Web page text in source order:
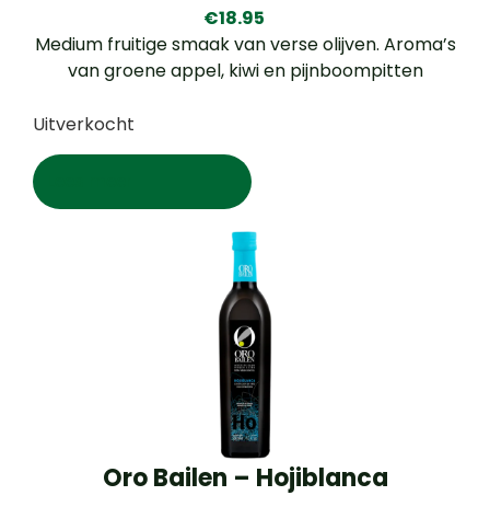
€18.95
Medium fruitige smaak van verse olijven. Aroma’s
van groene appel, kiwi en pijnboompitten
Uitverkocht
Oro Bailen – Hojiblanca